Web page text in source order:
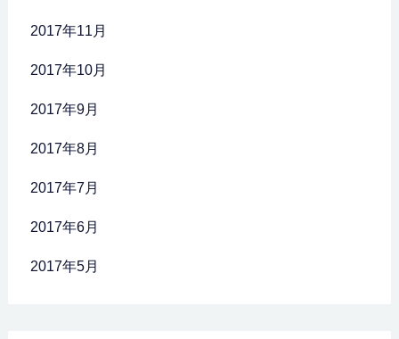
2017年11月
2017年10月
2017年9月
2017年8月
2017年7月
2017年6月
2017年5月